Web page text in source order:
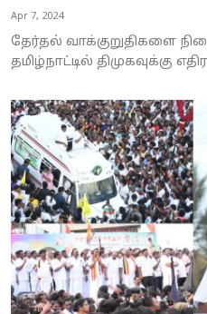
Apr 7, 2024
தேர்தல் வாக்குறுதிகளை
தமிழ்நாட்டில் திமுகவுக்கு